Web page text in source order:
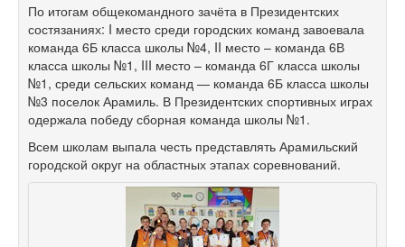
По итогам общекомандного зачёта в Президентских
состязаниях: I место среди городских команд завоевала
команда 6Б класса школы №4, II место – команда 6В
класса школы №1, III место – команда 6Г класса школы
№1, среди сельских команд — команда 6Б класса школы
№3 поселок Арамиль. В Президентских спортивных играх
одержала победу сборная команда школы №1.
Всем школам выпала честь представлять Арамильский
городской округ на областных этапах соревнований.